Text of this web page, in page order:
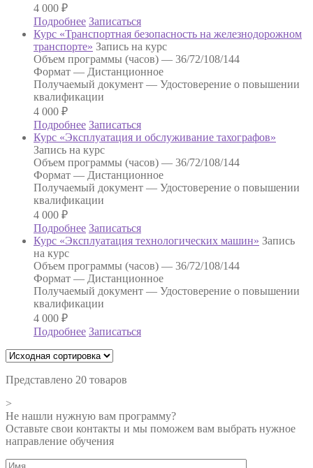
4 000 ₽
Подробнее Записаться
Курс «Транспортная безопасность на железнодорожном
транспорте» Запись на курс
Объем программы (часов) — 36/72/108/144
Формат — Дистанционное
Получаемый документ — Удостоверение о повышении
квалификации
4 000 ₽
Подробнее Записаться
Курс «Эксплуатация и обслуживание тахографов»
Запись на курс
Объем программы (часов) — 36/72/108/144
Формат — Дистанционное
Получаемый документ — Удостоверение о повышении
квалификации
4 000 ₽
Подробнее Записаться
Курс «Эксплуатация технологических машин» Запись
на курс
Объем программы (часов) — 36/72/108/144
Формат — Дистанционное
Получаемый документ — Удостоверение о повышении
квалификации
4 000 ₽
Подробнее Записаться
Представлено 20 товаров
>
Не нашли нужную вам программу?
Оставьте свои контакты и мы поможем вам выбрать нужное
направление обучения